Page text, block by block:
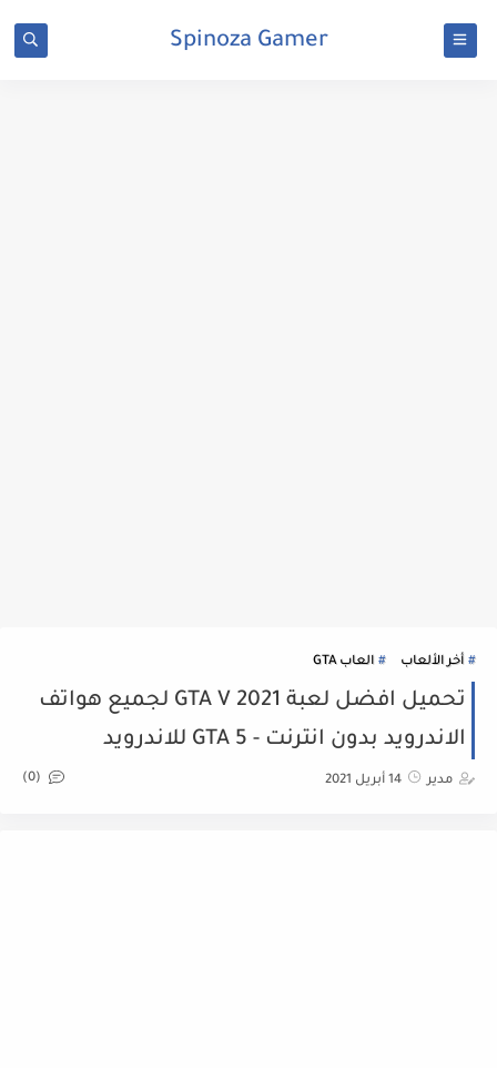
Spinoza Gamer
أخر الألعاب العاب GTA
تحميل افضل لعبة GTA V 2021 لجميع هواتف
الاندرويد بدون انترنت - GTA 5 للاندرويد
مدير 14 أبريل 2021 (0)